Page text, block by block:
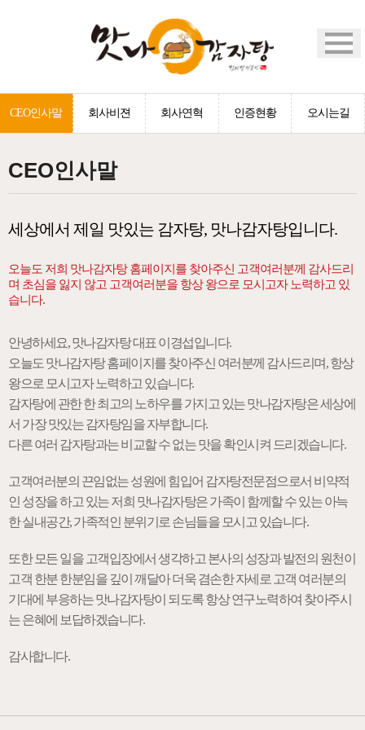
CEO인사말 회사비젼 회사연혁 인증현황 오시는길
CEO인사말
세상에서 제일 맛있는 감자탕, 맛나감자탕입니다.
오늘도 저희 맛나감자탕 홈페이지를 찾아주신 고객여러분께 감사드리
며 초심을 잃지 않고 고객여러분을 항상 왕으로 모시고자 노력하고 있
습니다.
안녕하세요, 맛나감자탕 대표 이경섭입니다.
오늘도 맛나감자탕 홈페이지를 찾아주신 여러분께 감사드리며, 항상
왕으로 모시고자 노력하고 있습니다.
감자탕에 관한 한 최고의 노하우를 가지고 있는 맛나감자탕은 세상에
서 가장 맛있는 감자탕임을 자부합니다.
다른 여러 감자탕과는 비교할 수 없는 맛을 확인시켜 드리겠습니다.
고객여러분의 끈임없는 성원에 힘입어 감자탕전문점으로서 비약적
인 성장을 하고 있는 저희 맛나감자탕은 가족이 함께할 수 있는 아늑
한 실내공간, 가족적인 분위기로 손님들을 모시고 있습니다.
또한 모든 일을 고객입장에서 생각하고 본사의 성장과 발전의 원천이
고객 한분 한분임을 깊이 깨달아 더욱 겸손한 자세로 고객 여러분의
기대에 부응하는 맛나감자탕이 되도록 항상 연구노력하여 찾아주시
는 은혜에 보답하겠습니다.
감사합니다.